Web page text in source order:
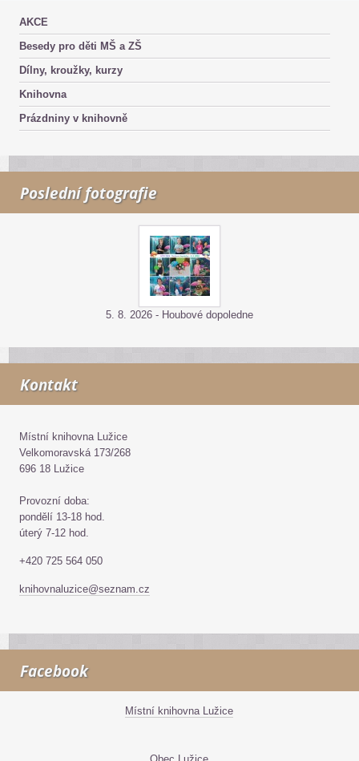
AKCE
Besedy pro děti MŠ a ZŠ
Dílny, kroužky, kurzy
Knihovna
Prázdniny v knihovně
Poslední fotografie
5. 8. 2026 - Houbové dopoledne
Kontakt
Místní knihovna Lužice
Velkomoravská 173/268
696 18 Lužice
Provozní doba:
pondělí 13-18 hod.
úterý 7-12 hod.
+420 725 564 050
knihovnaluzice@seznam.cz
Facebook
Místní knihovna Lužice